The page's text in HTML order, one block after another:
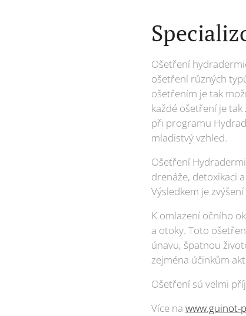
Ošetření
ošetření různých
ošetřením je tak
každé ošetření je
při programu
mladistvý vzhled.
Ošetření
drenáže, detoxikaci
Výsledkem je
K omlazení očního
a otoky. Toto
únavu, špatnou
zejména účinkům
Ošetření sú velmi
Více na www.guinot-